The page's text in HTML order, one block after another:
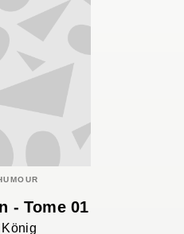
- Tome 01
König